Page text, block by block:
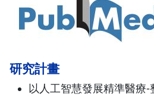
研究計畫
以人工智慧發展精準醫療